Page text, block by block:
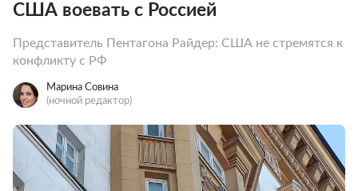
США воевать с Россией
Представитель Пентагона Райдер: США не стремятся к
конфликту с РФ
Марина Совина
(ночной редактор)